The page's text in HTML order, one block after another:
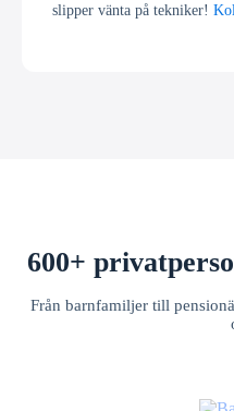
slipper vänta på tekniker!
600+
Från barnfamiljer till